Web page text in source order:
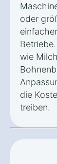
oder
wie
die
treiben.